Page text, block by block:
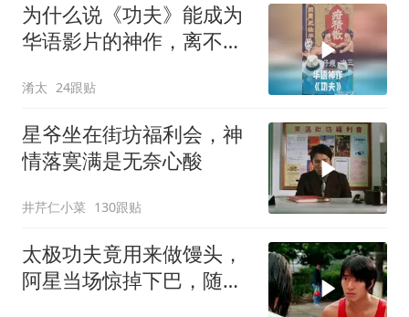
为什么说《功夫》能成为
华语影片的神作，离不开
淆太 24跟贴
星爷坐在街坊福利会，神
情落寞满是无奈心酸
井芹仁小菜 130跟贴
太极功夫竟用来做馒头，
阿星当场惊掉下巴，随后